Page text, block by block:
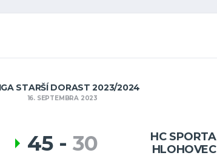
STARŠÍ DORAST 2023/2024
16. SEPTEMBRA 2023
HC SPORTA
HLOHOVEC
45 - 30